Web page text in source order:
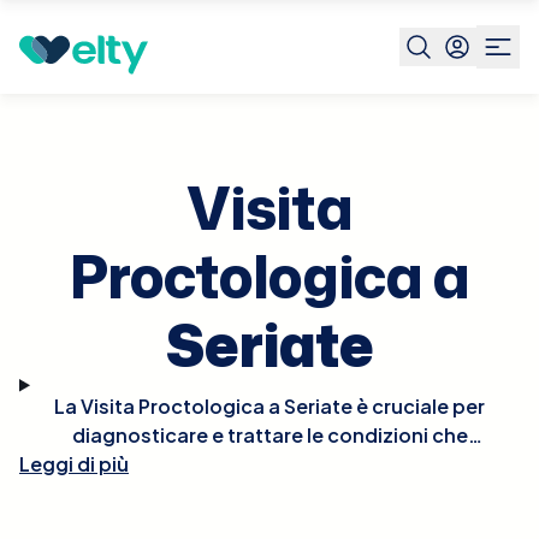
Prenota visita Seriate
Visita
Proctologica a
Seriate
La Visita Proctologica a Seriate è cruciale per
diagnosticare e trattare le condizioni che
affliggono il retto e l'ano, come emorroidi, fissure
Leggi di più